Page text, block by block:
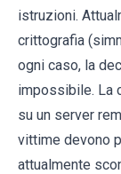
istruzioni.
crittografia
ogni caso, la
impossibile. La
su un server
vittime devono
attualmente